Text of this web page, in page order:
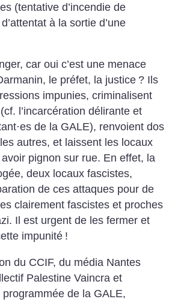
(tentative d’incendie de
à la sortie d’une
car oui c’est une menace
le préfet, la justice ? Ils
impunies, criminalisent
l’incarcération délirante et
·es de la GALE), renvoient dos
autres, et laissent les locaux
avoir pignon sur rue. En effet, la
deux locaux fascistes,
de ces attaques pour de
clairement fascistes et proches
Il est urgent de les fermer et
impunité !
du CCIF, du média Nantes
Palestine Vaincra et
de la GALE,